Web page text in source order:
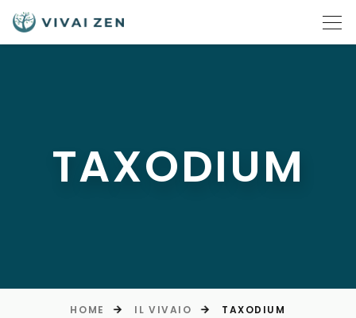
TAXODIUM
HOME IL VIVAIO TAXODIUM